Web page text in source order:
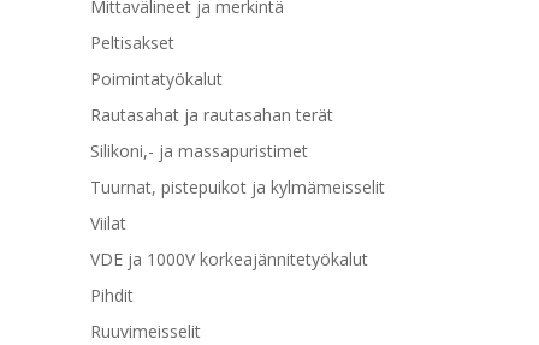
Mittavälineet ja merkintä
Peltisakset
Poimintatyökalut
Rautasahat ja rautasahan terät
Silikoni,- ja massapuristimet
Tuurnat, pistepuikot ja kylmämeisselit
Viilat
VDE ja 1000V korkeajännitetyökalut
Pihdit
Ruuvimeisselit